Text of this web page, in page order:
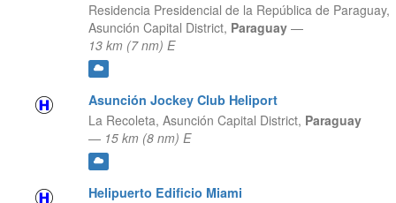
Residencia Presidencial de la República de Paraguay,
Asunción Capital District, Paraguay —
13 km (7 nm) E
Asunción Jockey Club Heliport
La Recoleta, Asunción Capital District, Paraguay
— 15 km (8 nm) E
Helipuerto Edificio Miami